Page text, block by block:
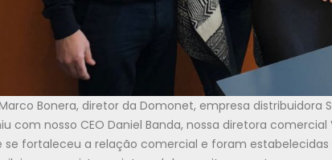
Bonera, diretor da Domonet, empresa distribuidora
com nosso CEO Daniel Banda, nossa diretora comercial
se fortaleceu a relação comercial e foram